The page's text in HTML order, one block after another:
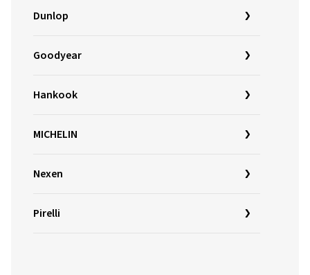
Dunlop
Goodyear
Hankook
MICHELIN
Nexen
Pirelli